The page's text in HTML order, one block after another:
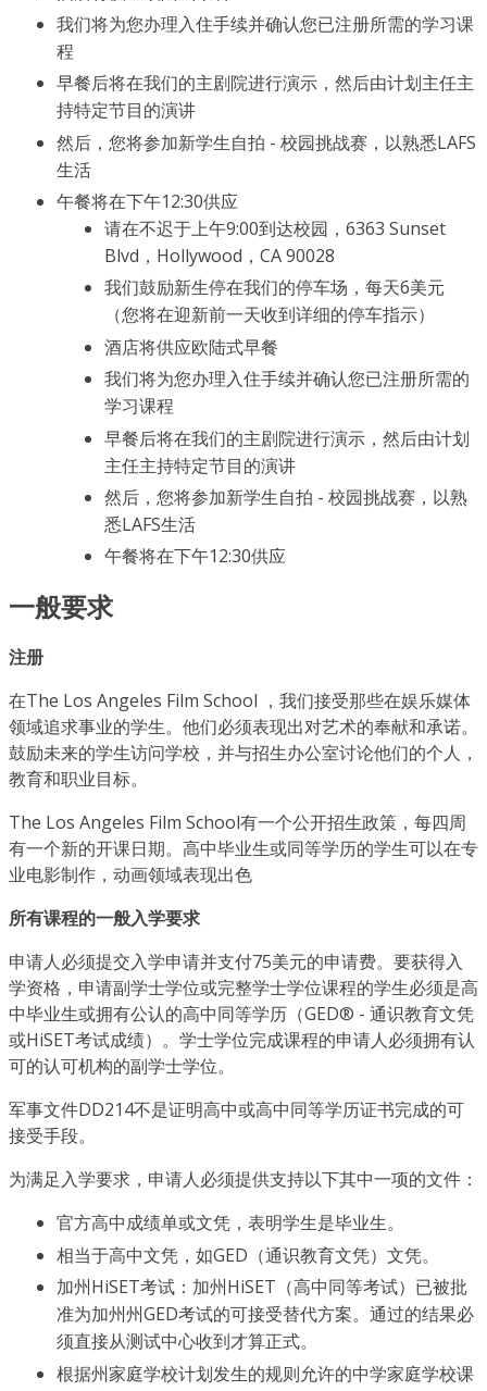
我们将为您办理入住手续并确认您已注册所需的学习课
程
早餐后将在我们的主剧院进行演示，然后由计划主任主
持特定节目的演讲
然后，您将参加新学生自拍 - 校园挑战赛，以熟悉LAFS
生活
午餐将在下午12:30供应
请在不迟于上午9:00到达校园，6363 Sunset
Blvd，Hollywood，CA 90028
我们鼓励新生停在我们的停车场，每天6美元
（您将在迎新前一天收到详细的停车指示）
酒店将供应欧陆式早餐
我们将为您办理入住手续并确认您已注册所需的
学习课程
早餐后将在我们的主剧院进行演示，然后由计划
主任主持特定节目的演讲
然后，您将参加新学生自拍 - 校园挑战赛，以熟
悉LAFS生活
午餐将在下午12:30供应
一般要求
注册
在The Los Angeles Film School ，我们接受那些在娱乐媒体
领域追求事业的学生。他们必须表现出对艺术的奉献和承诺。
鼓励未来的学生访问学校，并与招生办公室讨论他们的个人，
教育和职业目标。
The Los Angeles Film School有一个公开招生政策，每四周
有一个新的开课日期。高中毕业生或同等学历的学生可以在专
业电影制作，动画领域表现出色
所有课程的一般入学要求
申请人必须提交入学申请并支付75美元的申请费。要获得入
学资格，申请副学士学位或完整学士学位课程的学生必须是高
中毕业生或拥有公认的高中同等学历（GED® - 通识教育文凭
或HiSET考试成绩）。学士学位完成课程的申请人必须拥有认
可的认可机构的副学士学位。
军事文件DD214不是证明高中或高中同等学历证书完成的可
接受手段。
为满足入学要求，申请人必须提供支持以下其中一项的文件：
官方高中成绩单或文凭，表明学生是毕业生。
相当于高中文凭，如GED（通识教育文凭）文凭。
加州HiSET考试：加州HiSET（高中同等考试）已被批
准为加州州GED考试的可接受替代方案。通过的结果必
须直接从测试中心收到才算正式。
根据州家庭学校计划发生的规则允许的中学家庭学校课